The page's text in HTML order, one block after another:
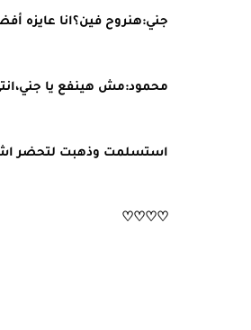
جني:هنروح فين؟انا عايزه
محمود:مش هينفع يا
استسلمت وذهبت لتحضر
♡♡♡♡